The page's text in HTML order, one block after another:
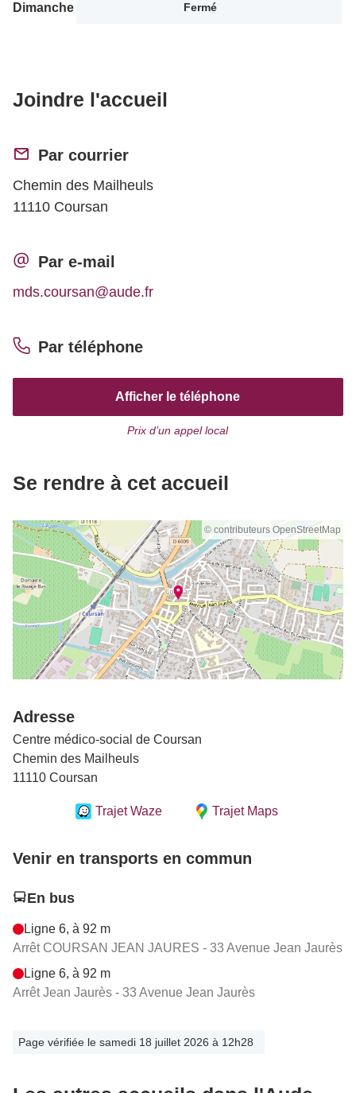
Dimanche Fermé
Joindre l'accueil
Par courrier
Chemin des Mailheuls
11110 Coursan
Par téléphone
Afficher le téléphone
Prix d’un appel local
Par e-mail
mds.coursan@aude.fr
Se rendre à cet accueil
© contributeurs OpenStreetMap
Adresse
Centre médico-social de Coursan
Chemin des Mailheuls
11110 Coursan
Trajet Waze Trajet Maps
Venir en transports en commun
En bus
Ligne 6, à 92 m
Arrêt COURSAN JEAN JAURES - 33 Avenue Jean Jaurès
Ligne 6, à 92 m
Arrêt Jean Jaurès - 33 Avenue Jean Jaurès
Page vérifiée le samedi 18 juillet 2026 à 12h28